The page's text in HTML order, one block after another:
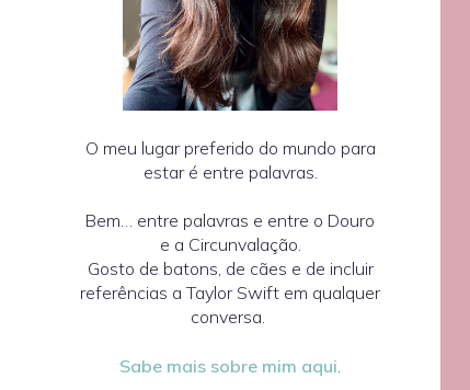
O meu lugar preferido do mundo para
estar é entre palavras.
Bem… entre palavras e entre o Douro
e a Circunvalação.
Gosto de batons, de cães e de incluir
referências a Taylor Swift em qualquer
conversa.
Sabe mais sobre mim aqui.